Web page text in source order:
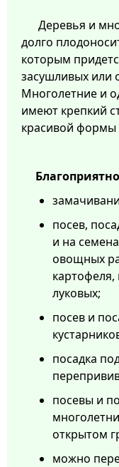
Деревья и
долго
которым
засушливых или
Многолетние и
имеют крепкий
красивой формы
посев,
и на
овощных
луковых;
посев и
посадка
посевы и
открытом
можно